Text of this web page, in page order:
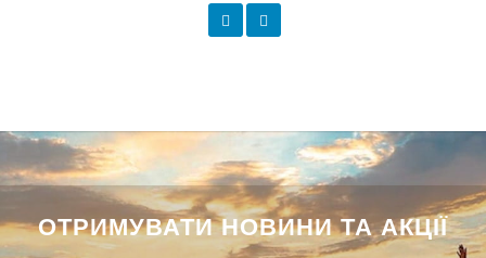
ОТРИМУВАТИ НОВИНИ ТА АКЦІЇ